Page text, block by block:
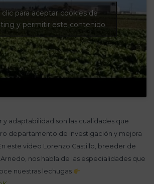
clic para aceptar cookies de
y permitir este contenido
y adaptabilidad son las cualidades que
departamento de investigación y mejora
este vídeo Lorenzo Castillo, breeder de
nos habla de las especialidades que
nuestras lechugas